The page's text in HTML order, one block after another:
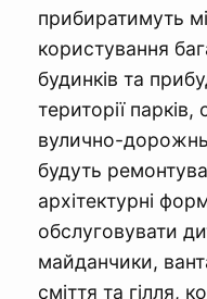
прибиратимуть
користування
будинків та
території парків,
вулично-
будуть
архітектурні
обслуговувати
майданчики,
сміття та гілля,